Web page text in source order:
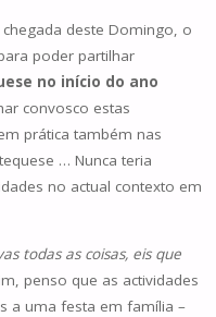
deste Domingo, o
poder partilhar
no início do ano
convosco estas
prática também nas
… Nunca teria
no actual contexto em
todas as coisas, eis que
penso que as actividades
a uma festa em família –